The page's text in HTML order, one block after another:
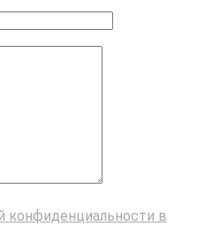
конфиденциальности в